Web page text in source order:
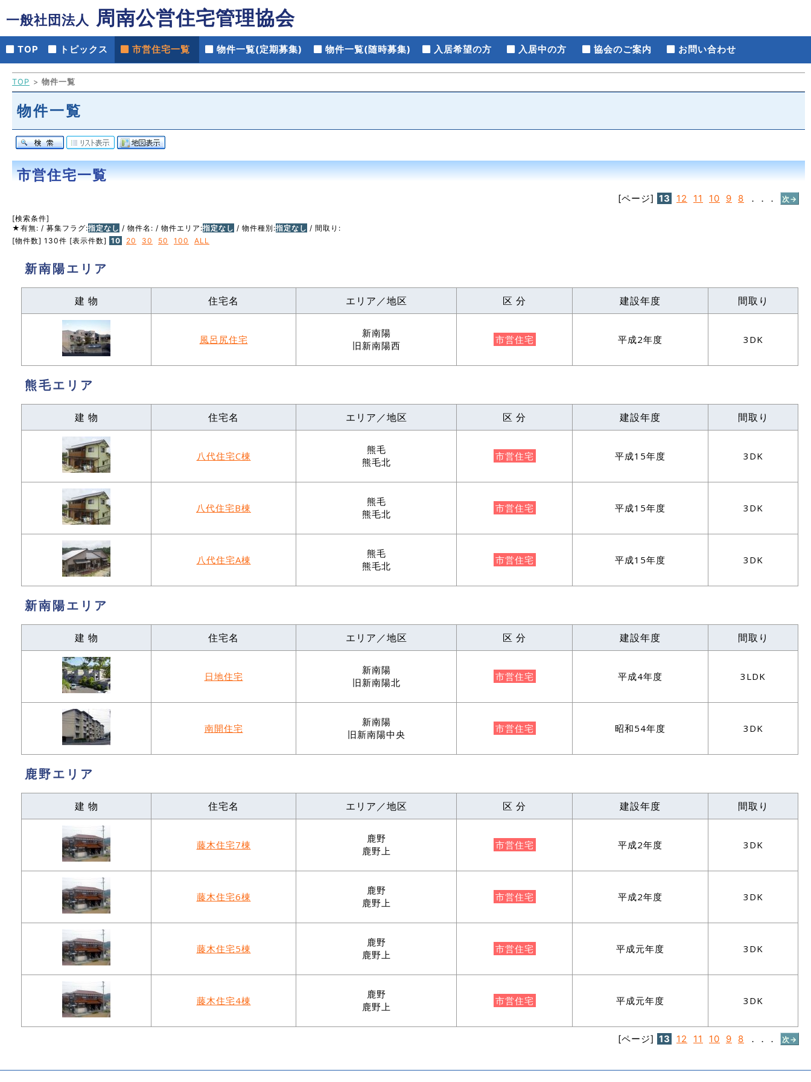
一般社団法人 周南公営住宅管理協会
TOP トピックス 市営住宅一覧 物件一覧(定期募集) 物件一覧(随時募集) 入居希望の方 入居中の方 協会のご案内 お問い合わせ
TOP 物件一覧
物件一覧
市営住宅一覧
[ページ] 13 12 11 10 9 8 ．．． 次→
[検索条件]
★有無: / 募集フラグ:指定なし / 物件名: / 物件エリア:指定なし / 物件種別:指定なし / 間取り:
[物件数] 130件 [表示件数] 10 20 30 50 100 ALL
新南陽エリア
建 物 住宅名 エリア／地区 区 分 建設年度 間取り
風呂尻住宅
新南陽
旧新南陽西
市営住宅 平成2年度 3DK
熊毛エリア
建 物 住宅名 エリア／地区 区 分 建設年度 間取り
八代住宅C棟
熊毛
熊毛北
市営住宅 平成15年度 3DK
八代住宅B棟
熊毛
熊毛北
市営住宅 平成15年度 3DK
八代住宅A棟
熊毛
熊毛北
市営住宅 平成15年度 3DK
新南陽エリア
建 物 住宅名 エリア／地区 区 分 建設年度 間取り
日地住宅
新南陽
旧新南陽北
市営住宅 平成4年度 3LDK
南開住宅
新南陽
旧新南陽中央
市営住宅 昭和54年度 3DK
鹿野エリア
建 物 住宅名 エリア／地区 区 分 建設年度 間取り
藤木住宅7棟
鹿野
鹿野上
市営住宅 平成2年度 3DK
藤木住宅6棟
鹿野
鹿野上
市営住宅 平成2年度 3DK
藤木住宅5棟
鹿野
鹿野上
市営住宅 平成元年度 3DK
藤木住宅4棟
鹿野
鹿野上
市営住宅 平成元年度 3DK
[ページ] 13 12 11 10 9 8 ．．． 次→